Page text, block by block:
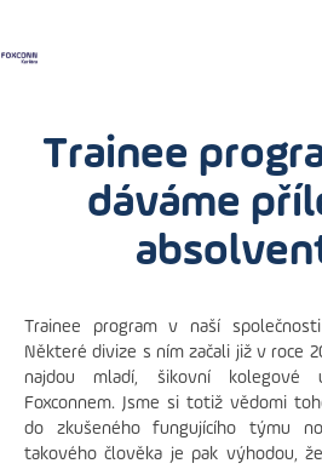
Trainee
dáváme
Trainee program v naší
Některé divize s ním začali již v roce
najdou mladí, šikovní kolegové
Foxconnem. Jsme si totiž vědomi
do zkušeného fungujícího týmu
takového člověka je pak výhodou,